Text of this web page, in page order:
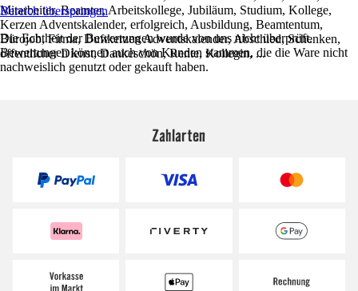
Mitarbeiter, Beamter, Arbeitskollege, Jubiläum, Studium, Kollege,
Kerzen Adventskalender, erfolgreich, Ausbildung, Beamtentum,
Bürojob, Firma, Duftkerzen Adventskalender, Abschied, Schenken,
öffentlicher Dienst, Dankeschön, Rente, Kollegin, ...
Bereich überspringen
Die Echtheit der Bewertungen wurde von uns nicht überprüft.
Bewertungen können auch von Kunden stammen, die die Ware nicht
nachweislich genutzt oder gekauft haben.
Zahlarten